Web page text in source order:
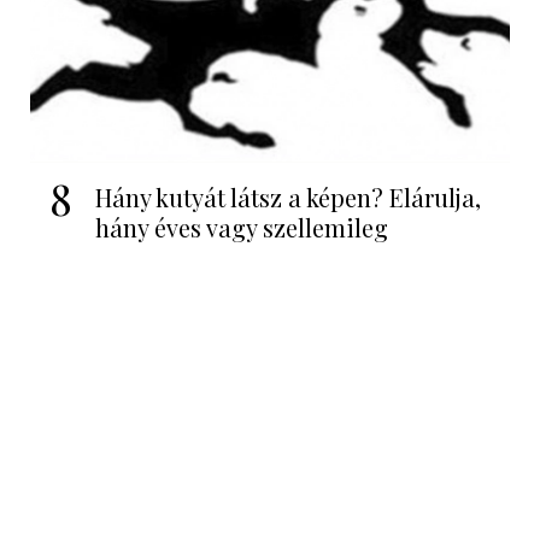
8
Hány kutyát látsz a képen? Elárulja,
hány éves vagy szellemileg